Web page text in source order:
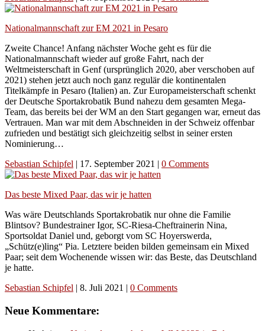
Nationalmannschaft zur EM 2021 in Pesaro
Zweite Chance! Anfang nächster Woche geht es für die
Nationalmannschaft wieder auf große Fahrt, nach der
Weltmeisterschaft in Genf (ursprünglich 2020, aber verschoben auf
2021) stehen jetzt auch noch ganz regulär die kontinentalen
Titelkämpfe in Pesaro (Italien) an. Zur Europameisterschaft schenkt
der Deutsche Sportakrobatik Bund nahezu dem gesamten Mega-
Team, das bereits bei der WM an den Start gegangen war, erneut das
Vertrauen. Man war mit dem Abschneiden in der Schweiz offenbar
zufrieden und bestätigt sich gleichzeitig selbst in seiner ersten
Nominierung…
Sebastian Schipfel | 17. September 2021 | 0 Comments
Das beste Mixed Paar, das wir je hatten
Was wäre Deutschlands Sportakrobatik nur ohne die Familie
Blintsov? Bundestrainer Igor, SC-Riesa-Cheftrainerin Nina,
Sportsoldat Daniel und, geborgt vom SC Hoyerswerda,
„Schütz(e)ling“ Pia. Letztere beiden bilden gemeinsam ein Mixed
Paar; seit dem Wochenende wissen wir: das Beste, das Deutschland
je hatte.
Sebastian Schipfel | 8. Juli 2021 | 0 Comments
Neue Kommentare: